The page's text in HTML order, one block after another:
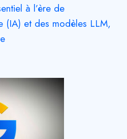
à l’ère de
(IA) et des modèles LLM,